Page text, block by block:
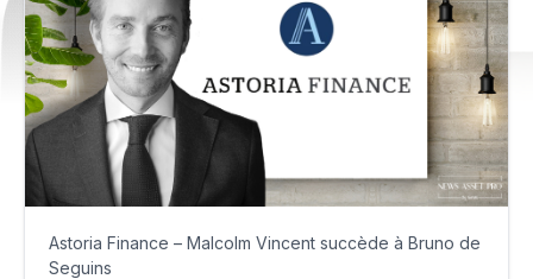
Astoria Finance – Malcolm Vincent succède à Bruno de
Seguins